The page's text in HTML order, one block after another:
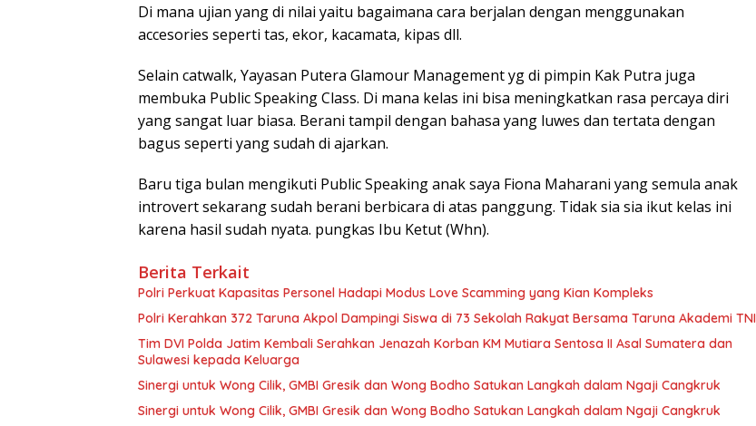
Di mana ujian yang di nilai yaitu bagaimana cara berjalan dengan menggunakan
accesories seperti tas, ekor, kacamata, kipas dll.
Selain catwalk, Yayasan Putera Glamour Management yg di pimpin Kak Putra juga
membuka Public Speaking Class. Di mana kelas ini bisa meningkatkan rasa percaya diri
yang sangat luar biasa. Berani tampil dengan bahasa yang luwes dan tertata dengan
bagus seperti yang sudah di ajarkan.
Baru tiga bulan mengikuti Public Speaking anak saya Fiona Maharani yang semula anak
introvert sekarang sudah berani berbicara di atas panggung. Tidak sia sia ikut kelas ini
karena hasil sudah nyata. pungkas Ibu Ketut (Whn).
Berita Terkait
Polri Perkuat Kapasitas Personel Hadapi Modus Love Scamming yang Kian Kompleks
Polri Kerahkan 372 Taruna Akpol Dampingi Siswa di 73 Sekolah Rakyat Bersama Taruna Akademi TNI
Tim DVI Polda Jatim Kembali Serahkan Jenazah Korban KM Mutiara Sentosa II Asal Sumatera dan
Sulawesi kepada Keluarga
Sinergi untuk Wong Cilik, GMBI Gresik dan Wong Bodho Satukan Langkah dalam Ngaji Cangkruk
Sinergi untuk Wong Cilik, GMBI Gresik dan Wong Bodho Satukan Langkah dalam Ngaji Cangkruk